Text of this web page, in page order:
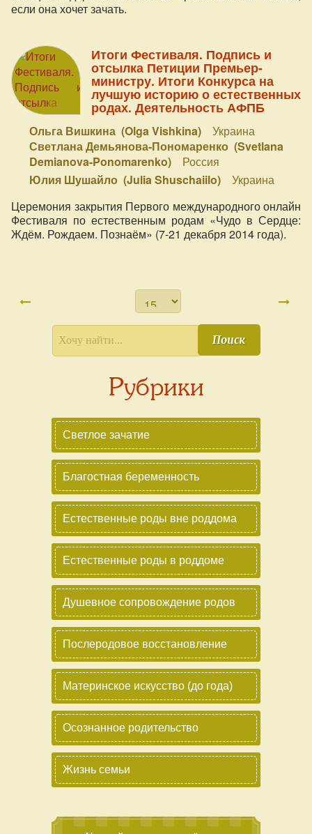
если она хочет зачать.
Итоги Фестиваля. Подпись и
отсылка Петиции Премьер-
министру. Итоги Конкурса на
лучшую историю о естественных
родах. Деятельность АФПБ
Ольга Вишкина (Olga Vishkina)
Украина
Светлана Демьянова-Пономаренко (Svetlana
Demianova-Ponomarenko)
Россия
Юлия Шушайло (Julia Shuschaiilo)
Украина
Церемония закрытия Первого международного онлайн
Фестиваля по естественным родам «Чудо в Сердце:
Ждём. Рождаем. Познаём» (7-21 декабря 2014 года).
Поиск
Рубрики
Светлое зачатие
Благостная беременность
Естественные роды вне роддома
Естественные роды в роддоме
Душевное сопровождение родов
Послеродовое восстановление
Материнское искусство (до года)
Осознанное родительство
Жизнь семьи